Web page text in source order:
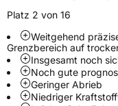
Weitere
SchlauchtypTL
ZustandNeureifen
Platz 2 von 16
Weitgehend
Grenzbereich auf
Insgesamt noch
Noch gute
Geringer Abrieb
Niedriger